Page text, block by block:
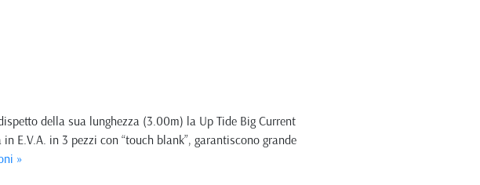
della sua lunghezza (3.00m) la Up Tide Big Current
E.V.A. in 3 pezzi con “touch blank”, garantiscono grande
»